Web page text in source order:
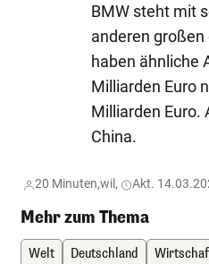
BMW steht mit
anderen
haben ähnliche
Milliarden Euro
Milliarden Euro.
China.
20 Minuten,wil, Akt.
Mehr zum Thema
Welt Deutschland